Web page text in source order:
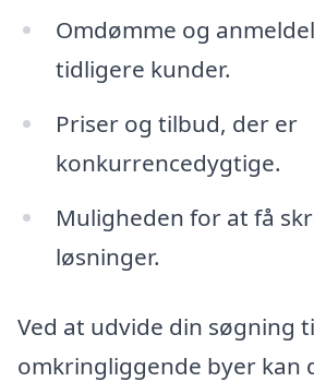
Omdømme og
tidligere kunder.
Priser og tilbud, der er
konkurrencedygtige.
Muligheden for at få
løsninger.
Ved at udvide din søgning
omkringliggende byer kan